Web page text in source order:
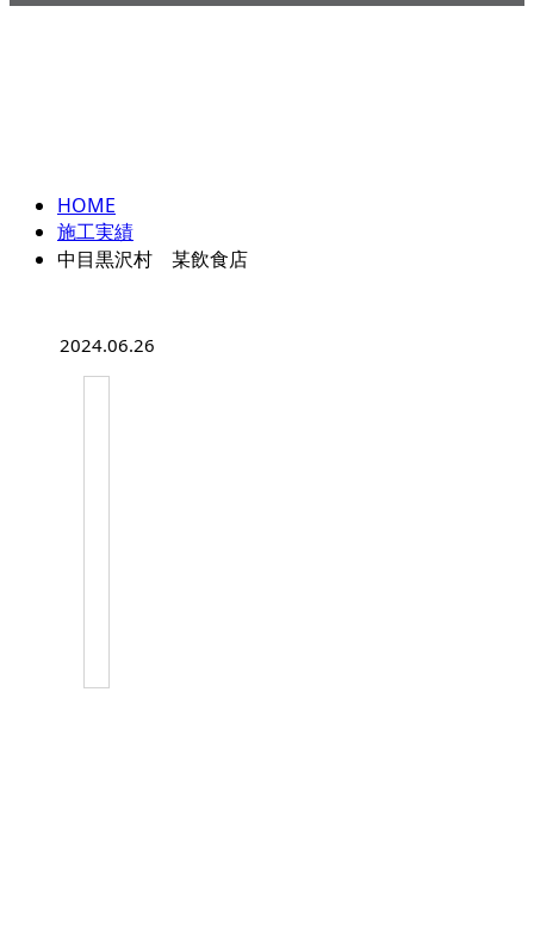
HOME
施工実績
中目黒沢村 某飲食店
2024.06.26